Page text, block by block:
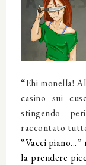
“Ehi monella!
casino sui
stingendo
raccontato
“Vacci
la prendere